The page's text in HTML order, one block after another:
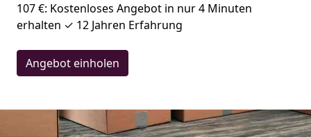
107 €: Kostenloses Angebot in nur 4 Minuten
erhalten ✓ 12 Jahren Erfahrung
Angebot einholen